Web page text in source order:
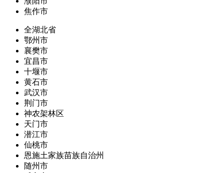
焦作市
全湖北省
鄂州市
襄樊市
宜昌市
十堰市
黄石市
武汉市
荆门市
神农架林区
天门市
潜江市
仙桃市
恩施土家族苗族自治州
随州市